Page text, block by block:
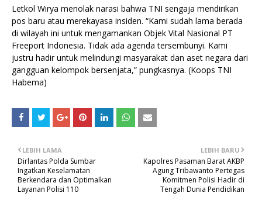
Letkol Wirya menolak narasi bahwa TNI sengaja mendirikan
pos baru atau merekayasa insiden. “Kami sudah lama berada
di wilayah ini untuk mengamankan Objek Vital Nasional PT
Freeport Indonesia. Tidak ada agenda tersembunyi. Kami
justru hadir untuk melindungi masyarakat dan aset negara dari
gangguan kelompok bersenjata,” pungkasnya. (Koops TNI
Habema)
LEBIH BARU
Kapolres Pasaman Barat AKBP
Agung Tribawanto Pertegas
Komitmen Polisi Hadir di
Tengah Dunia Pendidikan
LEBIH LAMA
Dirlantas Polda Sumbar
Ingatkan Keselamatan
Berkendara dan Optimalkan
Layanan Polisi 110